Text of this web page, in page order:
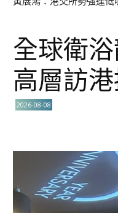
全球衛
高層訪
2026-08-08